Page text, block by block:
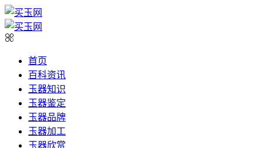
首页
百科资讯
玉器知识
玉器鉴定
玉器品牌
玉器加工
玉器欣赏